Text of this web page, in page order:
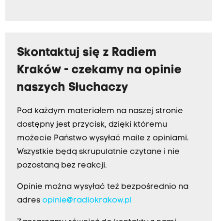
Skontaktuj się z Radiem
Kraków - czekamy na opinie
naszych Słuchaczy
Pod każdym materiałem na naszej stronie
dostępny jest przycisk, dzięki któremu
możecie Państwo wysyłać maile z opiniami.
Wszystkie będą skrupulatnie czytane i nie
pozostaną bez reakcji.
Opinie można wysyłać też bezpośrednio na
adres opinie@radiokrakow.pl